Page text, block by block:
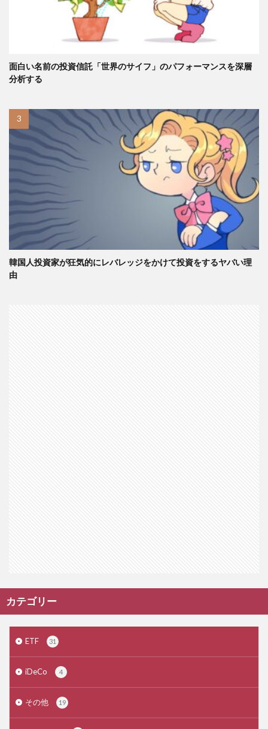
面白い名前の投資信託「世界のサイフ」のパフォーマンスを深層
分析する
韓国人投資家が狂気的にレバレッジをかけて投資をするヤバい理
由
カテゴリー
ETF 31
iDeCo 4
その他 19